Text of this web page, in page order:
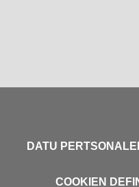
DATU
COOKIEN